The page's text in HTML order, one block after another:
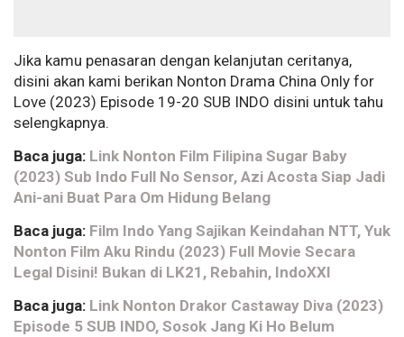
Jika kamu penasaran dengan kelanjutan ceritanya,
disini akan kami berikan Nonton Drama China Only for
Love (2023) Episode 19-20 SUB INDO disini untuk tahu
selengkapnya.
Baca juga: Link Nonton Film Filipina Sugar Baby
(2023) Sub Indo Full No Sensor, Azi Acosta Siap Jadi
Ani-ani Buat Para Om Hidung Belang
Baca juga: Film Indo Yang Sajikan Keindahan NTT, Yuk
Nonton Film Aku Rindu (2023) Full Movie Secara
Legal Disini! Bukan di LK21, Rebahin, IndoXXI
Baca juga: Link Nonton Drakor Castaway Diva (2023)
Episode 5 SUB INDO, Sosok Jang Ki Ho Belum